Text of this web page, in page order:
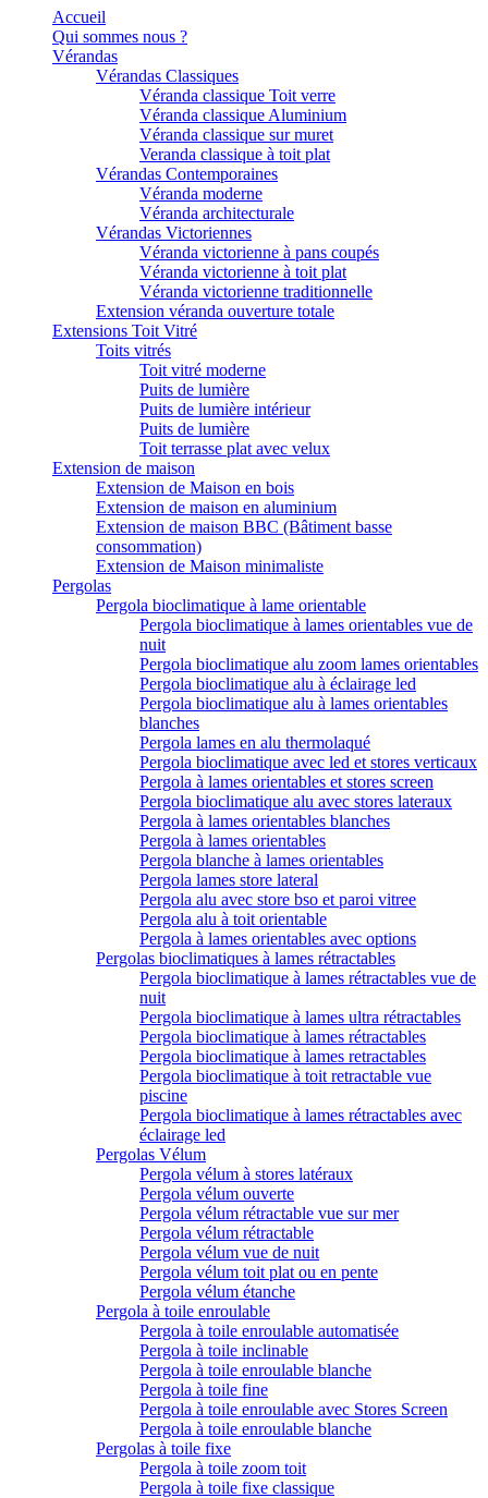
Accueil
Qui sommes nous ?
Vérandas
Vérandas Classiques
Véranda classique Toit verre
Véranda classique Aluminium
Véranda classique sur muret
Veranda classique à toit plat
Vérandas Contemporaines
Véranda moderne
Véranda architecturale
Vérandas Victoriennes
Véranda victorienne à pans coupés
Véranda victorienne à toit plat
Véranda victorienne traditionnelle
Extension véranda ouverture totale
Extensions Toit Vitré
Toits vitrés
Toit vitré moderne
Puits de lumière
Puits de lumière intérieur
Puits de lumière
Toit terrasse plat avec velux
Extension de maison
Extension de Maison en bois
Extension de maison en aluminium
Extension de maison BBC (Bâtiment basse
consommation)
Extension de Maison minimaliste
Pergolas
Pergola bioclimatique à lame orientable
Pergola bioclimatique à lames orientables vue de
nuit
Pergola bioclimatique alu zoom lames orientables
Pergola bioclimatique alu à éclairage led
Pergola bioclimatique alu à lames orientables
blanches
Pergola lames en alu thermolaqué
Pergola bioclimatique avec led et stores verticaux
Pergola à lames orientables et stores screen
Pergola bioclimatique alu avec stores lateraux
Pergola à lames orientables blanches
Pergola à lames orientables
Pergola blanche à lames orientables
Pergola lames store lateral
Pergola alu avec store bso et paroi vitree
Pergola alu à toit orientable
Pergola à lames orientables avec options
Pergolas bioclimatiques à lames rétractables
Pergola bioclimatique à lames rétractables vue de
nuit
Pergola bioclimatique à lames ultra rétractables
Pergola bioclimatique à lames rétractables
Pergola bioclimatique à lames retractables
Pergola bioclimatique à toit retractable vue
piscine
Pergola bioclimatique à lames rétractables avec
éclairage led
Pergolas Vélum
Pergola vélum à stores latéraux
Pergola vélum ouverte
Pergola vélum rétractable vue sur mer
Pergola vélum rétractable
Pergola vélum vue de nuit
Pergola vélum toit plat ou en pente
Pergola vélum étanche
Pergola à toile enroulable
Pergola à toile enroulable automatisée
Pergola à toile inclinable
Pergola à toile enroulable blanche
Pergola à toile fine
Pergola à toile enroulable avec Stores Screen
Pergola à toile enroulable blanche
Pergolas à toile fixe
Pergola à toile zoom toit
Pergola à toile fixe classique